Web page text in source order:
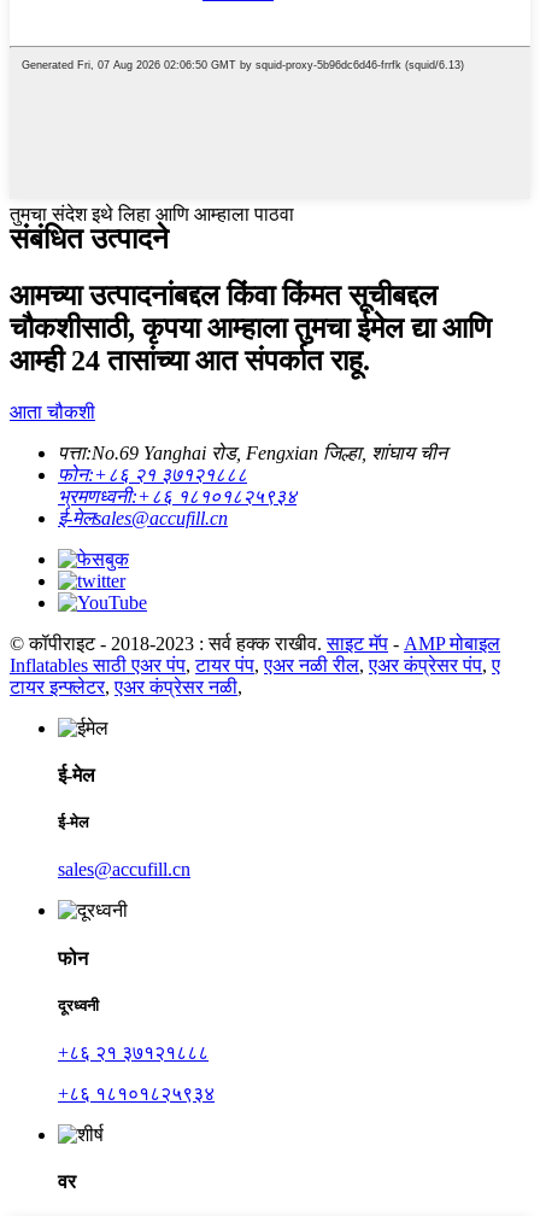
तुमचा संदेश इथे लिहा आणि आम्हाला पाठवा
संबंधित उत्पादने
आमच्या उत्पादनांबद्दल किंवा किंमत सूचीबद्दल
चौकशीसाठी, कृपया आम्हाला तुमचा ईमेल द्या आणि
आम्ही 24 तासांच्या आत संपर्कात राहू.
आता चौकशी
पत्ता:No.69 Yanghai रोड, Fengxian जिल्हा, शांघाय चीन
फोन:+८६ २१ ३७१२१८८८
भ्रमणध्वनी:+८६ १८१०१८२५९३४
ई-मेलsales@accufill.cn
© कॉपीराइट - 2018-2023 : सर्व हक्क राखीव. साइट मॅप - AMP मोबाइल
Inflatables साठी एअर पंप,टायर पंप,एअर नळी रील,एअर कंप्रेसर पंप,ए
टायर इन्फ्लेटर,एअर कंप्रेसर नळी,
ई-मेल
ई-मेल
sales@accufill.cn
फोन
दूरध्वनी
+८६ २१ ३७१२१८८८
+८६ १८१०१८२५९३४
वर